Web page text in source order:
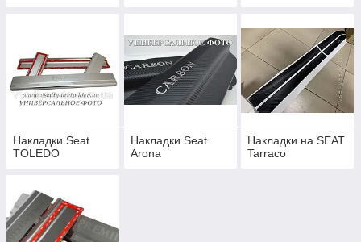
Накладки Seat
TOLEDO
Накладки Seat
Arona
Накладки на SEAT
Tarraco